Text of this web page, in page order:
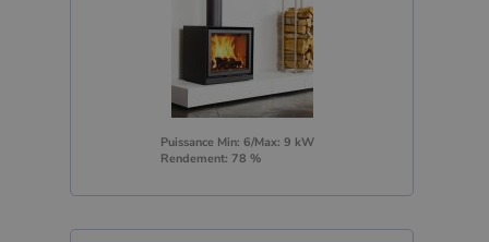
Puissance Min: 6/Max: 9 kW
Rendement: 78 %